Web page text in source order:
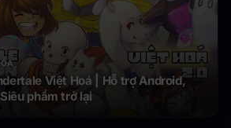
Hoá | Hỗ trợ Android,
phẩm trở lại